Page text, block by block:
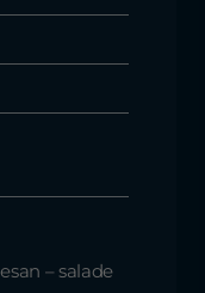
– salade